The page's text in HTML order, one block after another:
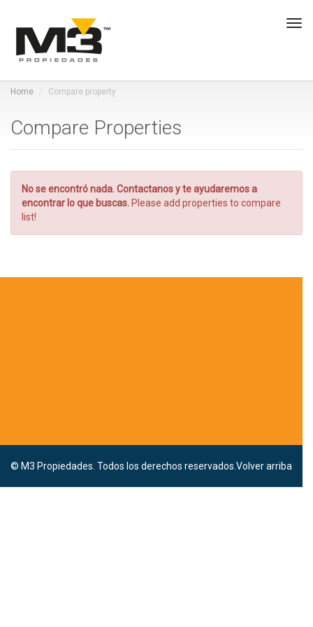
Home Compare property
Compare Properties
No se encontró nada. Contactanos y te ayudaremos a
encontrar lo que buscas. Please add properties to compare
list!
© M3 Propiedades. Todos los derechos reservados. Volver arriba